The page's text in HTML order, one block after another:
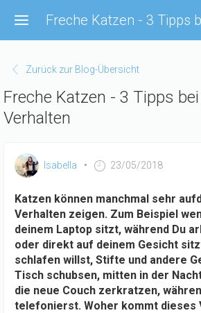
zum
Inhalt
Zurück zur Blog-Übersicht
Freche Katzen - 3 Tipps
Verhalten
Isabella 23/05/2018
Katzen können manchmal sehr
Verhalten zeigen. Zum Beispiel
deinem Laptop sitzt, während Du
oder direkt auf deinem Gesicht
schlafen willst, Stifte und andere
Tisch schubsen, mitten in der
die neue Couch zerkratzen,
telefonierst. Woher kommt dieses